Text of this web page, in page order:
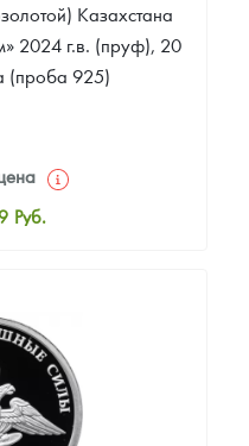
Казахстана
2024 г.в. (пруф), 20
(проба 925)
Руб.